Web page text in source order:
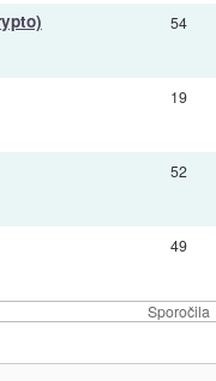
Sporočila
54
19
52
49